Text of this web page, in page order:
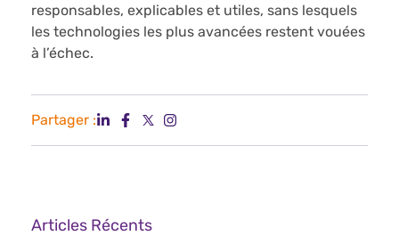
responsables, explicables et utiles, sans lesquels
les technologies les plus avancées restent vouées
à l’échec.
Partager :
Articles Récents